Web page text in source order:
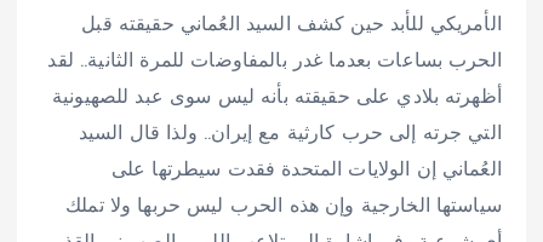
الأمريكي للأبد حين كشف السيد العُماني حقيقته قبل
الحرب بساعات بعدما غدر بالمفاوضات للمرة الثانية.. لقد
أظهرته بلادي على حقيقته بأنه ليس سوى عبد للصهيونية
التي جرته إلى حرب كارثية مع إيران.. ولذا قال السيد
العُماني إن الولايات المتحدة فقدت سيطرتها على
سياستها الخارجية وإن هذه الحرب ليس حربها ولا تملك